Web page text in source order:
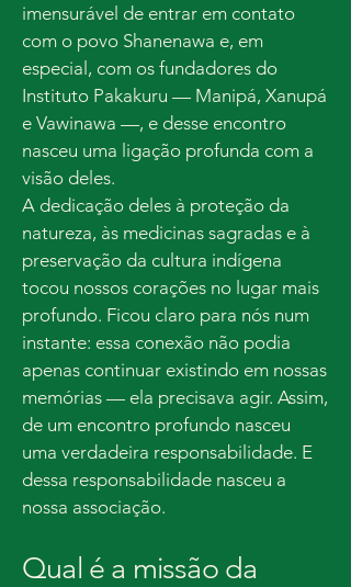
imensurável de entrar em contato
com o povo Shanenawa e, em
especial, com os fundadores do
Instituto Pakakuru — Manipá, Xanupá
e Vawinawa —, e desse encontro
nasceu uma ligação profunda com a
visão deles.
A dedicação deles à proteção da
natureza, às medicinas sagradas e à
preservação da cultura indígena
tocou nossos corações no lugar mais
profundo. Ficou claro para nós num
instante: essa conexão não podia
apenas continuar existindo em nossas
memórias — ela precisava agir. Assim,
de um encontro profundo nasceu
uma verdadeira responsabilidade. E
dessa responsabilidade nasceu a
nossa associação.
Qual é a missão da